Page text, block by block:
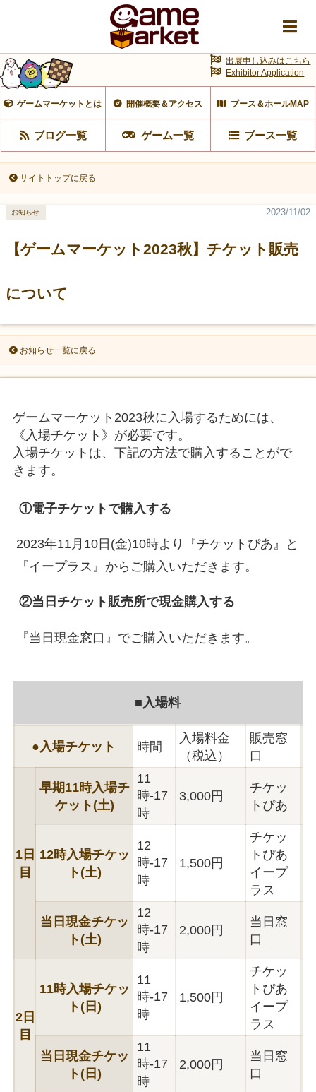
ゲームマーケットとは 開催概要＆アクセス ブース＆ホールMAP
ブログ一覧 ゲーム一覧 ブース一覧
出展申し込みはこちら
Exhibitor Application
サイトトップに戻る
【ゲームマーケット2023秋】チケット販売
について
2023/11/02
お知らせ
お知らせ一覧に戻る
ゲームマーケット2023秋に入場するためには、
《入場チケット》が必要です。
入場チケットは、下記の方法で購入することがで
きます。
①電子チケットで購入する
2023年11月10日(金)10時より『チケットぴあ』と
『イープラス』からご購入いただきます。
②当日チケット販売所で現金購入する
『当日現金窓口』でご購入いただきます。
■入場料
●入場チケット 時間
入場料金
（税込）
販売窓
口
1日
目
早期11時入場チ
ケット(土)
11
時-17
時
3,000円
チケッ
トぴあ
12時入場チケッ
ト(土)
12
時-17
時
1,500円
チケッ
トぴあ
イープ
ラス
当日現金チケッ
ト(土)
12
時-17
時
2,000円
当日窓
口
2日
目
11時入場チケッ
ト(日)
11
時-17
時
1,500円
チケッ
トぴあ
イープ
ラス
当日現金チケッ
ト(日)
11
時-17
時
2,000円
当日窓
口